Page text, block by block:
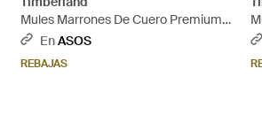
Mules Marrones De Cuero Premium
De - Marrón
EnASOS
REBAJAS